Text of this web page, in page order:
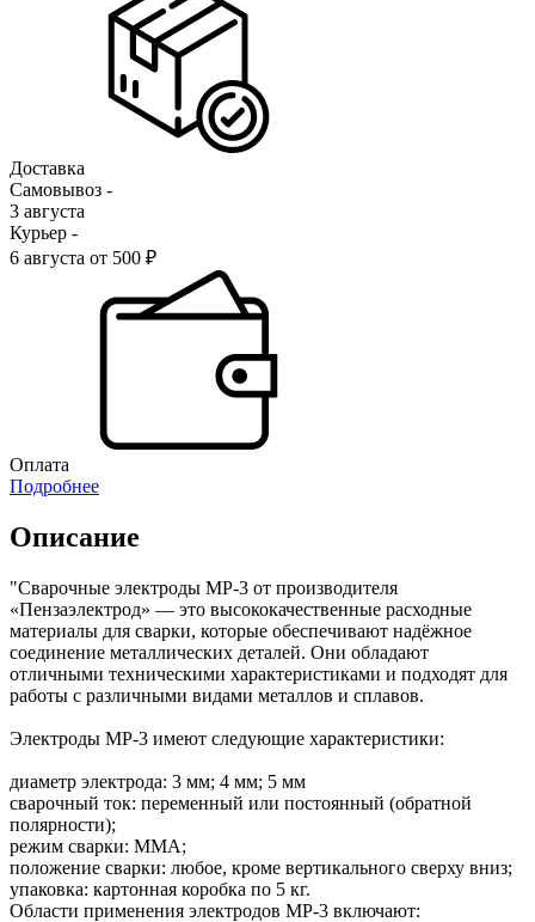
Доставка
Самовывоз -
3 августа
Курьер -
6 августа от 500 ₽
Оплата
Подробнее
Описание
"Сварочные электроды МР-3 от производителя
«Пензаэлектрод» — это высококачественные расходные
материалы для сварки, которые обеспечивают надёжное
соединение металлических деталей. Они обладают
отличными техническими характеристиками и подходят для
работы с различными видами металлов и сплавов.
Электроды МР-3 имеют следующие характеристики:
диаметр электрода: 3 мм; 4 мм; 5 мм
сварочный ток: переменный или постоянный (обратной
полярности);
режим сварки: MMA;
положение сварки: любое, кроме вертикального сверху вниз;
упаковка: картонная коробка по 5 кг.
Области применения электродов МР-3 включают: